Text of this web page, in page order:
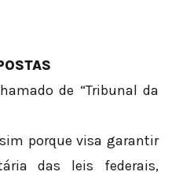
de “Tribunal da
porque visa garantir
das leis federais,